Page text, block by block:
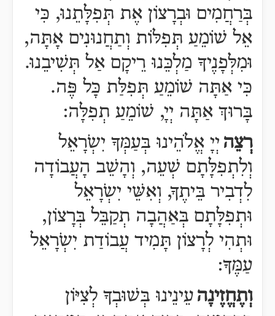
בְּרַחֲמִים וּבְרָצוֹן אֶת תְּפִלָּתֵנוּ, כִּי
אֵל שׁוֹמֵעַ תְּפִלּוֹת וְתַחֲנוּנִים אָתָּה,
וּמִלְּפָנֶיךָ מַלְכֵּנוּ רֵיקָם אַל תְּשִׁיבֵנוּ.
כִּי אַתָּה שׁוֹמֵעַ תְּפִלַּת כָּל פֶּה.
בָּרוּךְ אַתָּה יְיָ, שׁוֹמֵעַ תְפִלָּה:
רְצֵה יְיָ אֱלֹהֵינוּ בְּעַמְּךָ יִשְֹרָאֵל
וְלִתְפִלָּתָם שְׁעֵה, וְהָשֵׁב הָעֲבוֹדָה
לִדְבִיר בֵּיתֶךָ, וְאִשֵּׁי יִשְֹרָאֵל
וּתְפִלָּתָם בְּאַהֲבָה תְקַבֵּל בְּרָצוֹן,
וּתְהִי לְרָצוֹן תָּמִיד עֲבוֹדַת יִשְֹרָאֵל
עַמֶּךָ:
וְתֶחֱזֶינָה עֵינֵינוּ בְּשׁוּבְךָ לְצִיּוֹן